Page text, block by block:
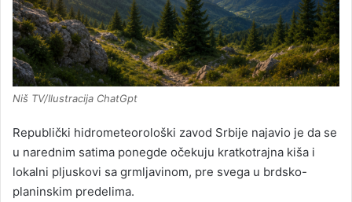
Niš TV/Ilustracija ChatGpt
Republički hidrometeorološki zavod Srbije najavio je da se
u narednim satima ponegde očekuju kratkotrajna kiša i
lokalni pljuskovi sa grmljavinom, pre svega u brdsko-
planinskim predelima.